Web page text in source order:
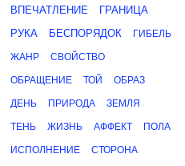
ВПЕЧАТЛЕНИЕ
ГРАНИЦА
РУКА
БЕСПОРЯДОК ГИБЕЛЬ
ЖАНР СВОЙСТВО
ОБРАЩЕНИЕ ТОЙ ОБРАЗ
ДЕНЬ ПРИРОДА ЗЕМЛЯ
ТЕНЬ ЖИЗНЬ АФФЕКТ ПОЛА
ИСПОЛНЕНИЕ СТОРОНА